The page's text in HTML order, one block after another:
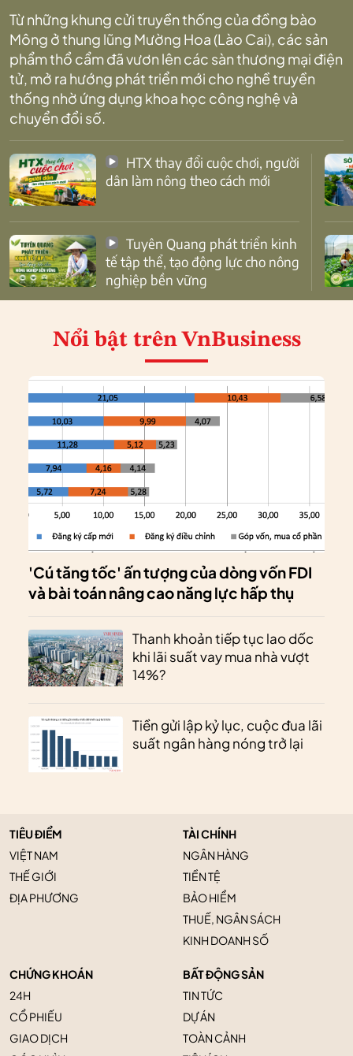
Từ những khung cửi truyền thống của đồng bào
Mông ở thung lũng Mường Hoa (Lào Cai), các sản
phẩm thổ cẩm đã vươn lên các sàn thương mại điện
tử, mở ra hướng phát triển mới cho nghề truyền
thống nhờ ứng dụng khoa học công nghệ và
chuyển đổi số.
dân làm nông theo cách mới
tế tập thể, tạo động lực cho nông
nghiệp bền vững
Nổi bật trên VnBusiness
'Cú tăng tốc' ấn tượng của dòng vốn FDI
và bài toán nâng cao năng lực hấp thụ
Thanh khoản tiếp tục lao dốc
khi lãi suất vay mua nhà vượt
14%?
Tiền gửi lập kỷ lục, cuộc đua lãi
suất ngân hàng nóng trở lại
TIÊU ĐIỂM
VIỆT NAM
THẾ GIỚI
ĐỊA PHƯƠNG
TÀI CHÍNH
NGÂN HÀNG
TIỀN TỆ
BẢO HIỂM
THUẾ, NGÂN SÁCH
KINH DOANH SỐ
CHỨNG KHOÁN
24H
CỔ PHIẾU
GIAO DỊCH
BẤT ĐỘNG SẢN
TIN TỨC
DỰ ÁN
TOÀN CẢNH